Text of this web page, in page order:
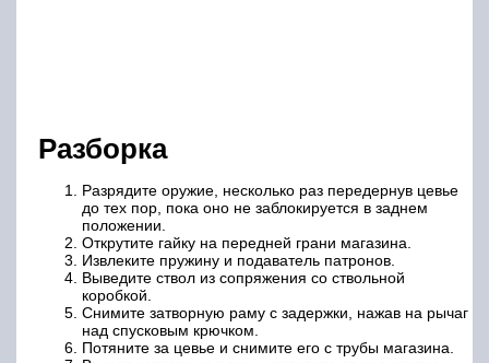
Разборка
Разрядите оружие, несколько раз передернув цевье
до тех пор, пока оно не заблокируется в заднем
положении.
Открутите гайку на передней грани магазина.
Извлеките пружину и подаватель патронов.
Выведите ствол из сопряжения со ствольной
коробкой.
Снимите затворную раму с задержки, нажав на рычаг
над спусковым крючком.
Потяните за цевье и снимите его с трубы магазина.